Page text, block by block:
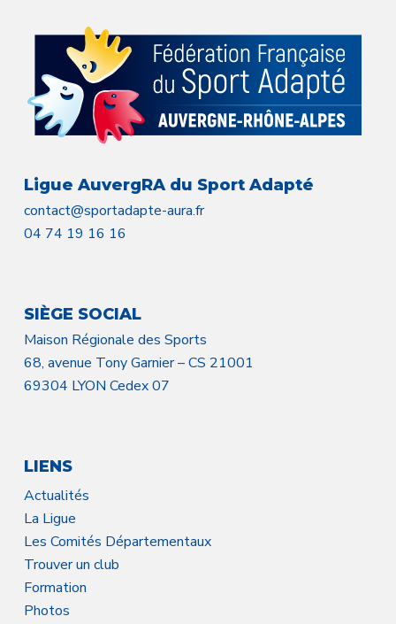
Ligue AuvergRA du Sport Adapté
contact@sportadapte-aura.fr
04 74 19 16 16
SIÈGE SOCIAL
Maison Régionale des Sports
68, avenue Tony Garnier – CS 21001
69304 LYON Cedex 07
LIENS
Actualités
La Ligue
Les Comités Départementaux
Trouver un club
Formation
Photos